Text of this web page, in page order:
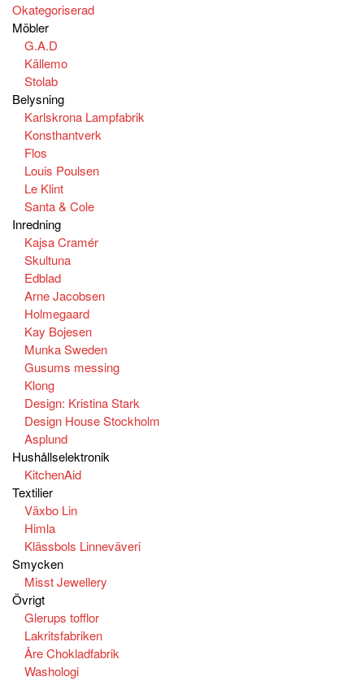
Okategoriserad
Möbler
G.A.D
Källemo
Stolab
Belysning
Karlskrona Lampfabrik
Konsthantverk
Flos
Louis Poulsen
Le Klint
Santa & Cole
Inredning
Kajsa Cramér
Skultuna
Edblad
Arne Jacobsen
Holmegaard
Kay Bojesen
Munka Sweden
Gusums messing
Klong
Design: Kristina Stark
Design House Stockholm
Asplund
Hushållselektronik
KitchenAid
Textilier
Växbo Lin
Himla
Klässbols Linneväveri
Smycken
Misst Jewellery
Övrigt
Glerups tofflor
Lakritsfabriken
Åre Chokladfabrik
Washologi